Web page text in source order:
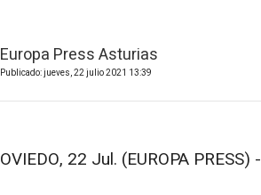
Europa Press Asturias
Publicado: jueves, 22 julio 2021 13:39
OVIEDO, 22 Jul. (EUROPA PRESS) -